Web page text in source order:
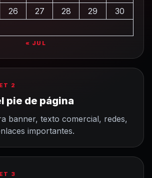
26 27 28 29
30
« JUL
2
pie de página
banner, texto comercial, redes,
importantes.
3